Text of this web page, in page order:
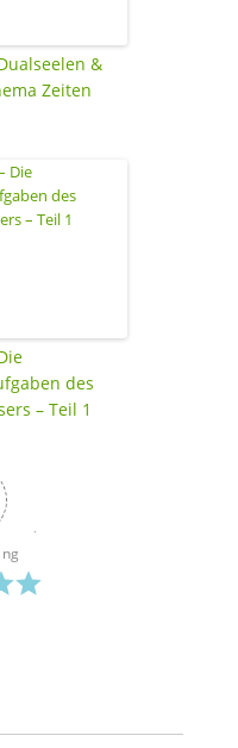
&
Zeiten
des
– Teil 1